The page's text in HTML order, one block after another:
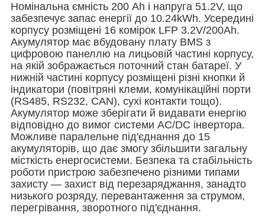
Номінальна ємність 200 Ah і напруга 51.2V, що
забезпечує запас енергії до 10.24kWh. Усередині
корпусу розміщені 16 комірок LFP 3.2V/200Ah.
Акумулятор має вбудовану плату BMS з
цифровою панеллю на лицьовій частині корпусу,
на якій зображається поточний стан батареї. У
нижній частині корпусу розміщені різні кнопки й
індикатори (повітряні клеми, комунікаційні порти
(RS485, RS232, CAN), сухі контакти тощо).
Акумулятор може зберігати й видавати енергію
відповідно до вимог системи AC/DC інвертора.
Можливе паралельне під'єднання до 15
акумуляторів, що дає змогу збільшити загальну
місткість енергосистеми. Безпека та стабільність
роботи пристрою забезпечено різними типами
захисту — захист від перезаряджання, занадто
низького розряду, перевантаження за струмом,
перегрівання, зворотного під'єднання.